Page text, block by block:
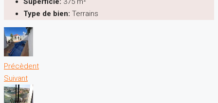
Type de bien: Terrains
Précèdent
Suivant